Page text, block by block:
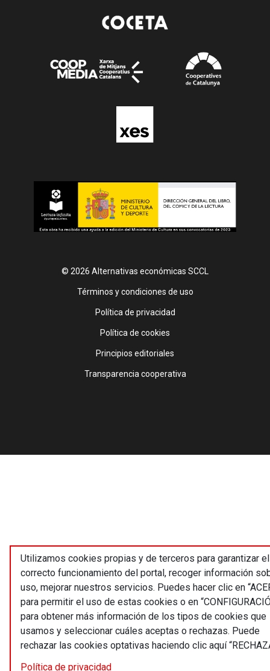
Utilizamos cookies propias y de terceros para garantizar el
correcto funcionamiento del portal, recoger información
uso, mejorar nuestros servicios. Puedes hacer clic en
para permitir el uso de estas cookies o en
para obtener más información de los tipos de cookies que
usamos y seleccionar cuáles aceptas o rechazas. Puede
rechazar las cookies optativas haciendo clic aquí
Política de privacidad
© 2026 Alternativas económicas SCCL
Footer
Términos y condiciones de uso
Política de privacidad
Política de cookies
Principios editoriales
Transparencia cooperativa